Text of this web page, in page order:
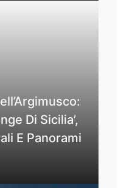
Di Sicilia’,
E Panorami